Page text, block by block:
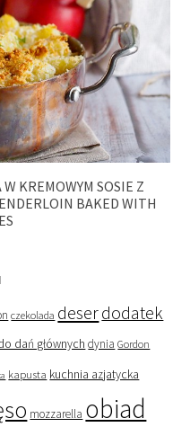
KREMOWYM SOSIE Z
BAKED WITH
czekolada deserdodatek
dań głównych dynia Gordon
kapusta kuchnia azjatycka
mozzarella obiad